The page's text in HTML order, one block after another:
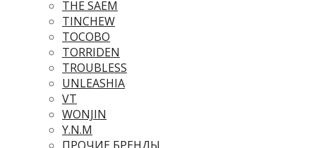
THE SAEM
TINCHEW
TOCOBO
TORRIDEN
TROUBLESS
UNLEASHIA
VT
WONJIN
Y.N.M